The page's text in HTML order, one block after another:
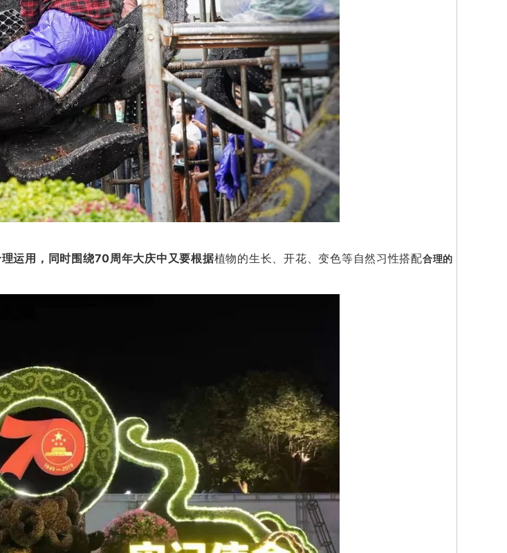
运用，同时围绕70周年大庆中又要根据植物的生长、开花、变色等自然习性搭配合理的